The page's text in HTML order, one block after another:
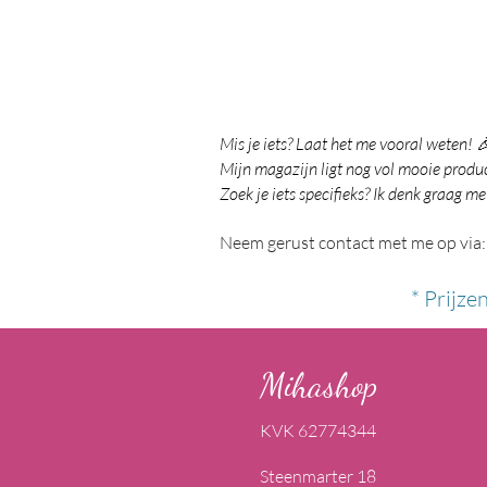
Mis je iets? Laat het me vooral weten!
Mijn magazijn ligt nog vol mooie
Zoek je iets specifieks? Ik denk graag
Neem gerust contact met me op via:
*
Mihashop
KVK 62774344
Steenmarter 18